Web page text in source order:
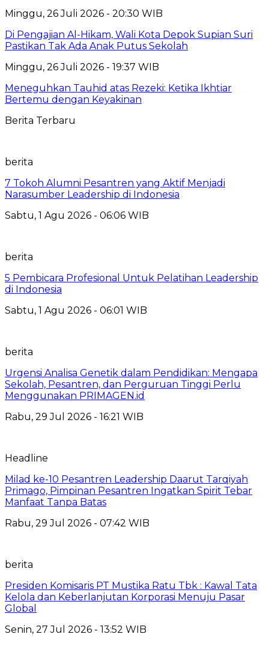
Minggu, 26 Juli 2026 - 20:30 WIB
Di Pengajian Al-Hikam, Wali Kota Depok Supian Suri
Pastikan Tak Ada Anak Putus Sekolah
Minggu, 26 Juli 2026 - 19:37 WIB
Meneguhkan Tauhid atas Rezeki: Ketika Ikhtiar
Bertemu dengan Keyakinan
Berita Terbaru
berita
7 Tokoh Alumni Pesantren yang Aktif Menjadi
Narasumber Leadership di Indonesia
Sabtu, 1 Agu 2026 - 06:06 WIB
berita
5 Pembicara Profesional Untuk Pelatihan Leadership
di Indonesia
Sabtu, 1 Agu 2026 - 06:01 WIB
berita
Urgensi Analisa Genetik dalam Pendidikan: Mengapa
Sekolah, Pesantren, dan Perguruan Tinggi Perlu
Menggunakan PRIMAGEN.id
Rabu, 29 Jul 2026 - 16:21 WIB
Headline
Milad ke-10 Pesantren Leadership Daarut Tarqiyah
Primago, Pimpinan Pesantren Ingatkan Spirit Tebar
Manfaat Tanpa Batas
Rabu, 29 Jul 2026 - 07:42 WIB
berita
Presiden Komisaris PT Mustika Ratu Tbk : Kawal Tata
Kelola dan Keberlanjutan Korporasi Menuju Pasar
Global
Senin, 27 Jul 2026 - 13:52 WIB